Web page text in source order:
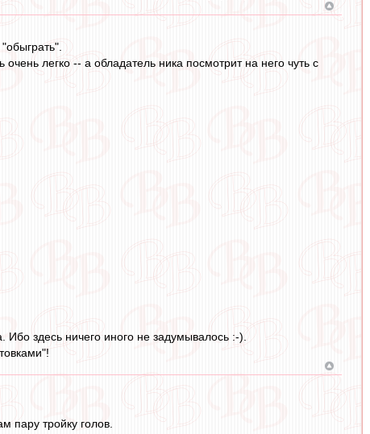
легко -- а обладатель ника посмотрит на него чуть с
Ибо здесь ничего иного не задумывалось :-).
пару тройку голов.